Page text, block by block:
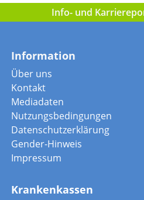
Info- und
Information
Über uns
Kontakt
Mediadaten
Nutzungsbedingungen
Datenschutzerklärung
Gender-Hinweis
Impressum
Krankenkassen